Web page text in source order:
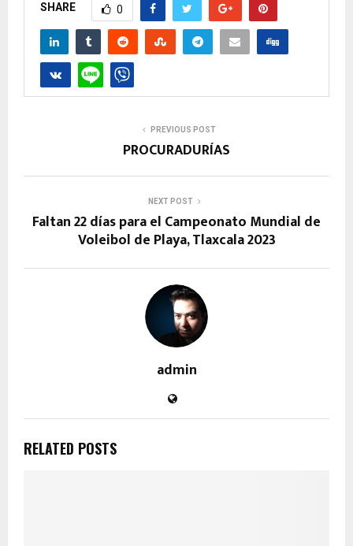
SHARE 0
PREVIOUS POST
PROCURADURÍAS
NEXT POST
Faltan 22 días para el Campeonato Mundial de
Voleibol de Playa, Tlaxcala 2023
admin
RELATED POSTS